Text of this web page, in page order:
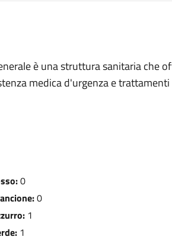
è una struttura sanitaria che
medica d'urgenza e
0
0
1
1